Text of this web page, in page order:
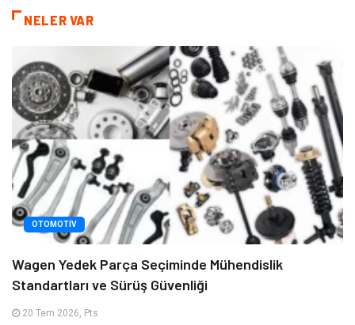
NELER VAR
OTOMOTIV
Wagen Yedek Parça Seçiminde Mühendislik
Standartları ve Sürüş Güvenliği
20 Tem 2026, Pts